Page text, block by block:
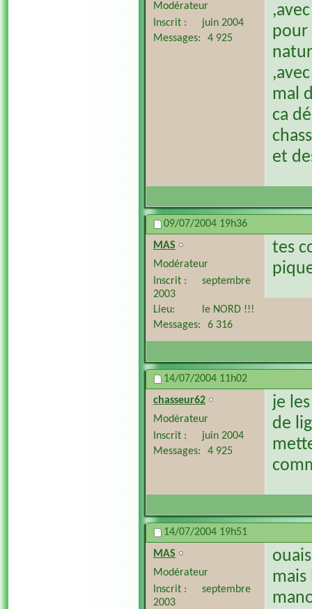
Modérateur
Inscrit
juin 2004
Messages
4 925
pour
mal
ca
et
09/07/2004 19h36
MAS
Modérateur
Inscrit
septembre
2003
Lieu
le NORD !!!
Messages
6 316
tes
14/07/2004 11h02
chasseur62
Modérateur
Inscrit
juin 2004
Messages
4 925
je
de
14/07/2004 19h51
MAS
Modérateur
Inscrit
septembre
2003
mais